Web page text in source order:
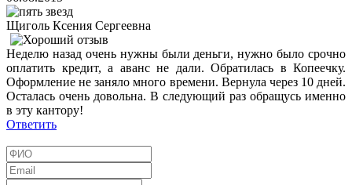
Щиголь Ксения Сергеевна
Неделю назад очень нужны были деньги, нужно было срочно
оплатить кредит, а аванс не дали. Обратилась в Копеечку.
Оформление не заняло много времени. Вернула через 10 дней.
Осталась очень довольна. В следующий раз обращусь именно
в эту кантору!
Ответить